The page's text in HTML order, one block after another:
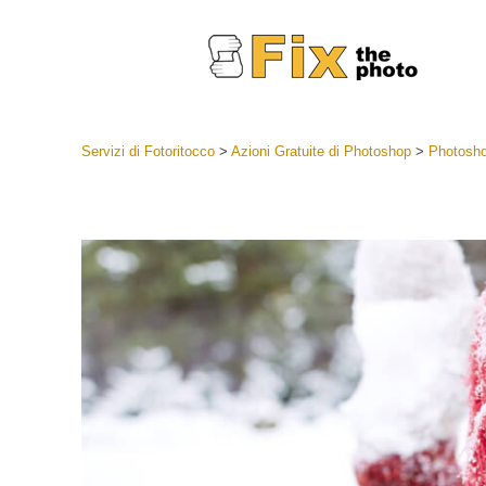
Collezioni
Migliori
Deal
Servizi di Fotoritocco> Azioni Gratuite di Photoshop>